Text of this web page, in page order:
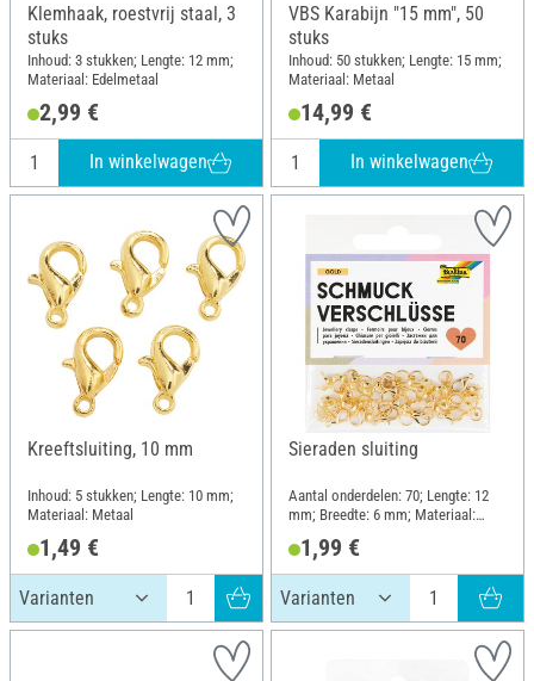
Klemhaak, roestvrij staal, 3
stuks
Inhoud: 3 stukken; Lengte: 12 mm;
Materiaal: Edelmetaal
2,99 €
In winkelwagen
VBS Karabijn "15 mm", 50
stuks
Inhoud: 50 stukken; Lengte: 15 mm;
Materiaal: Metaal
14,99 €
In winkelwagen
Kreeftsluiting, 10 mm
Inhoud: 5 stukken; Lengte: 10 mm;
Materiaal: Metaal
1,49 €
Sieraden sluiting
Aantal onderdelen: 70; Lengte: 12
mm; Breedte: 6 mm; Materiaal:
1,99 €